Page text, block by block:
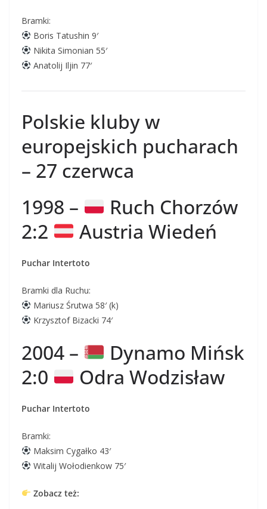
Bramki:
Boris Tatushin 9′
Nikita Simonian 55′
Anatolij Iljin 77′
Polskie kluby w
europejskich pucharach
– 27 czerwca
1998 –
Ruch Chorzów
2:2
Austria Wiedeń
Puchar Intertoto
Bramki dla Ruchu:
Mariusz Śrutwa 58′ (k)
Krzysztof Bizacki 74′
2004 –
Dynamo Mińsk
2:0
Odra Wodzisław
Puchar Intertoto
Bramki:
Maksim Cygałko 43′
Witalij Wołodienkow 75′
Zobacz też: